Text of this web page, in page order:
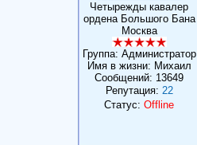
Четырежды кавалер
ордена Большого Бана
Москва
Группа: Администратор
Имя в жизни: Михаил
Сообщений: 13649
Репутация: 22
Статус: Offline